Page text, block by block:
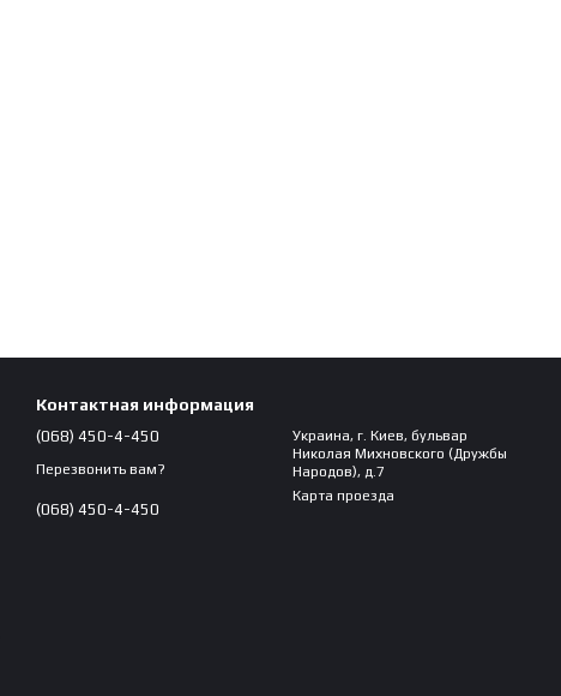
Контактная информация
(068) 450-4-450
Перезвонить вам?
(068) 450-4-450
Украина, г. Киев, бульвар
Николая Михновского (Дружбы
Народов), д.7
Карта проезда